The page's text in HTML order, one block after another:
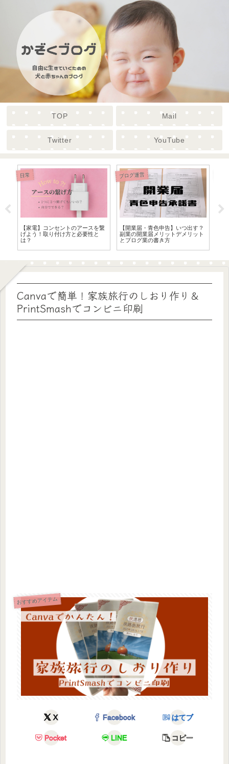
TOP Mail
Twitter YouTube
投資
【ジュニアＮＩＳＡ】ＳＢＩ証
券・楽天銀行口座開設方法
おすすめアイテム
何故人気なのか？Yogibo(ヨギボ
ー)購入してみた！購入時の注意点
Canvaで簡単！家族旅行のしおり作り＆
PrintSmashでコンビニ印刷
おすすめアイテム
X Facebook はてブ
Pocket LINE コピー